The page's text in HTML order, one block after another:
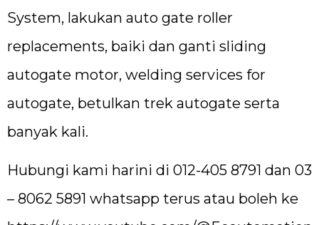
System, lakukan auto gate roller
replacements, baiki dan ganti sliding
autogate motor, welding services for
autogate, betulkan trek autogate serta
banyak kali.
Hubungi kami harini di 012-405 8791 dan 03
– 8062 5891 whatsapp terus atau boleh ke